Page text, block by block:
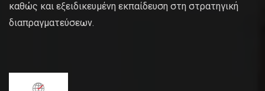
καθώς και εξειδικευμένη εκπαίδευση στη στρατηγική
διαπραγματεύσεων.